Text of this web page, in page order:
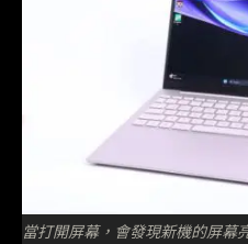
當打開屏幕，會發現新機的屏幕